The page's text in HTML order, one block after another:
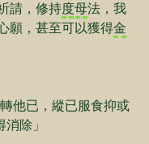
請，修持度母法，我
願，甚至可以獲得金
他已，縱已服食抑或
除」